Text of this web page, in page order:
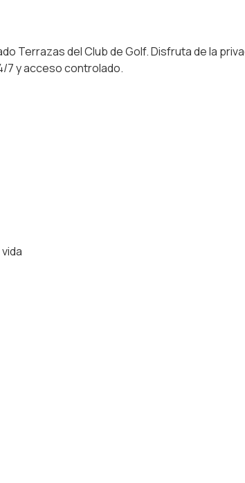
Terrazas del Club de Golf. Disfruta de la
7 y acceso controlado.